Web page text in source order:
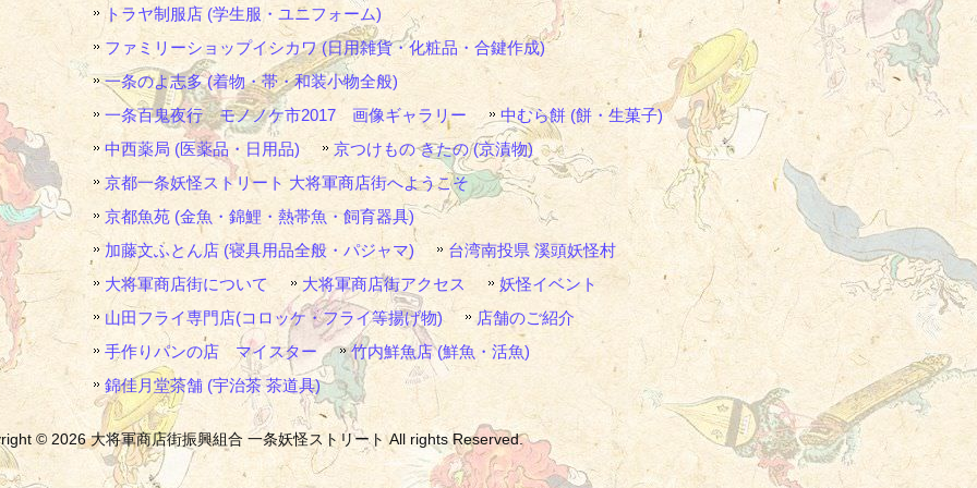
トラヤ制服店 (学生服・ユニフォーム)
ファミリーショップイシカワ (日用雑貨・化粧品・合鍵作成)
一条のよ志多 (着物・帯・和装小物全般)
一条百鬼夜行 モノノケ市2017 画像ギャラリー
中むら餅 (餅・生菓子)
中西薬局 (医薬品・日用品)
京つけもの きたの (京漬物)
京都一条妖怪ストリート 大将軍商店街へようこそ
京都魚苑 (金魚・錦鯉・熱帯魚・飼育器具)
加藤文ふとん店 (寝具用品全般・パジャマ)
台湾南投県 溪頭妖怪村
大将軍商店街について
大将軍商店街アクセス
妖怪イベント
山田フライ専門店(コロッケ・フライ等揚げ物)
店舗のご紹介
手作りパンの店 マイスター
竹内鮮魚店 (鮮魚・活魚)
錦佳月堂茶舗 (宇治茶 茶道具)
© 2026 大将軍商店街振興組合 一条妖怪ストリート All rights Reserved.